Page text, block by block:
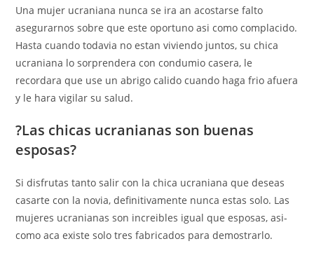
Una mujer ucraniana nunca se ira an acostarse falto
asegurarnos sobre que este oportuno asi­ como complacido.
Hasta cuando todavia no estan viviendo juntos, su chica
ucraniana lo sorprendera con condumio casera, le
recordara que use un abrigo calido cuando haga frio afuera
y le hara vigilar su salud.
?Las chicas ucranianas son buenas
esposas?
Si disfrutas tanto salir con la chica ucraniana que deseas
casarte con la novia, definitivamente nunca estas solo. Las
mujeres ucranianas son increibles igual que esposas, asi­
como aca existe solo tres fabricados para demostrarlo.